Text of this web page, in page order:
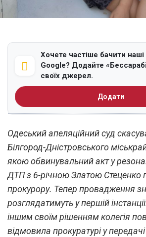
Хочете частіше бачити наші
Google? Додайте
своїх джерел.
Додати
Одеський апеляційний суд
Білгород-Дністровського
якою обвинувальний акт у
ДТП з 6-річною Златою Стеценко
прокурору. Тепер провадження
розглядатимуть у першій
іншим своїм рішенням колегія
відмовила прокуратурі у